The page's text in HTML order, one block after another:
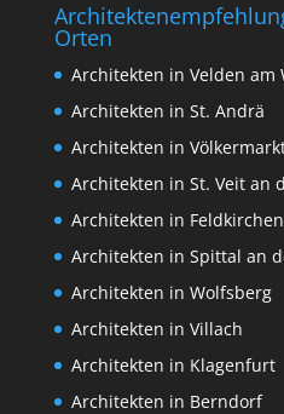
Orten
Architekten in Velden am
Architekten in St. Andrä
Architekten in
Architekten in St. Veit an
Architekten in
Architekten in Spittal an
Architekten in Wolfsberg
Architekten in Villach
Architekten in Klagenfurt
Architekten in Berndorf